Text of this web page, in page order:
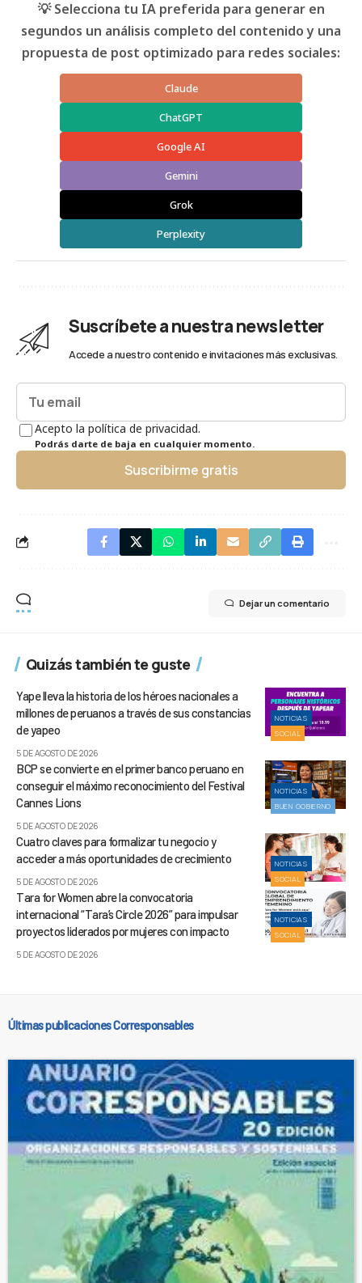
💡 Selecciona tu IA preferida para generar en
segundos un análisis completo del contenido y una
propuesta de post optimizado para redes sociales:
Claude
ChatGPT
Google AI
Gemini
Grok
Perplexity
Suscríbete a nuestra newsletter
Accede a nuestro contenido e invitaciones más exclusivas.
Acepto la política de privacidad.
Podrás darte de baja en cualquier momento.
Suscribirme gratis
Dejar un comentario
Quizás también te guste
NOTICIAS
SOCIAL
Yape lleva la historia de los héroes nacionales a
millones de peruanos a través de sus constancias
de yapeo
5 DE AGOSTO DE 2026
NOTICIAS
BUEN GOBIERNO
BCP se convierte en el primer banco peruano en
conseguir el máximo reconocimiento del Festival
Cannes Lions
5 DE AGOSTO DE 2026
NOTICIAS
SOCIAL
Cuatro claves para formalizar tu negocio y
acceder a más oportunidades de crecimiento
5 DE AGOSTO DE 2026
NOTICIAS
SOCIAL
Tara for Women abre la convocatoria
internacional “Tara’s Circle 2026” para impulsar
proyectos liderados por mujeres con impacto
5 DE AGOSTO DE 2026
Últimas publicaciones Corresponsables